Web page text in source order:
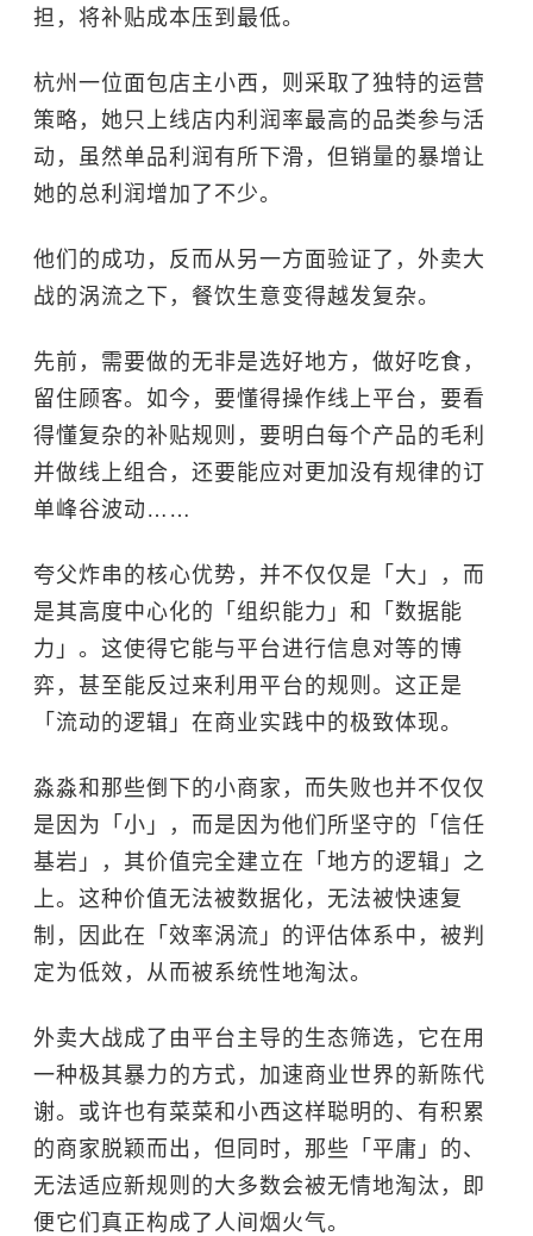
担，将补贴成本压到最低。
杭州一位面包店主小西，则采取了独特的运营
策略，她只上线店内利润率最高的品类参与活
动，虽然单品利润有所下滑，但销量的暴增让
她的总利润增加了不少。
他们的成功，反而从另一方面验证了，外卖大
战的涡流之下，餐饮生意变得越发复杂。
先前，需要做的无非是选好地方，做好吃食，
留住顾客。如今，要懂得操作线上平台，要看
得懂复杂的补贴规则，要明白每个产品的毛利
并做线上组合，还要能应对更加没有规律的订
单峰谷波动……
夸父炸串的核心优势，并不仅仅是「大」，而
是其高度中心化的「组织能力」和「数据能
力」。这使得它能与平台进行信息对等的博
弈，甚至能反过来利用平台的规则。这正是
「流动的逻辑」在商业实践中的极致体现。
淼淼和那些倒下的小商家，而失败也并不仅仅
是因为「小」，而是因为他们所坚守的「信任
基岩」，其价值完全建立在「地方的逻辑」之
上。这种价值无法被数据化，无法被快速复
制，因此在「效率涡流」的评估体系中，被判
定为低效，从而被系统性地淘汰。
外卖大战成了由平台主导的生态筛选，它在用
一种极其暴力的方式，加速商业世界的新陈代
谢。或许也有菜菜和小西这样聪明的、有积累
的商家脱颖而出，但同时，那些「平庸」的、
无法适应新规则的大多数会被无情地淘汰，即
便它们真正构成了人间烟火气。